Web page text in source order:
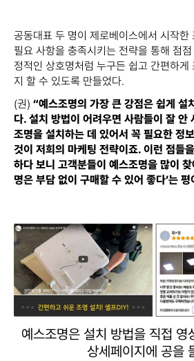
공동대표 두 명이 제로베이스에서 시작한
필요 사항을 충족시키는 전략을 통해 점점
정적인 상호명처럼 누구든 쉽고 간편하
지 할 수 있도록 만들었다.
(권) “예스조명의 가장 큰 강점은 쉽게 설
다. 설치 방법이 어려우면 사람들이 잘 안
조명을 설치하는 데 있어서 꼭 필요한 정
것이 저희의 마케팅 전략이죠. 이런 점들
하다 보니 고객분들이 예스조명을 많이
명은 부담 없이 구매할 수 있어 좋다’는
예스조명은 설치 방법을 직접 영
상세페이지에 공을